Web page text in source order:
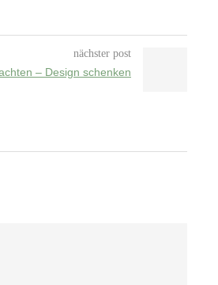
nächster post
– Design schenken